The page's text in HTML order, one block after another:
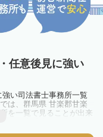
任意後見に強い
い司法書士事務所一覧
は、群馬県 甘楽郡甘楽
を一覧で見ることが出来
は一度近隣の司法書士に